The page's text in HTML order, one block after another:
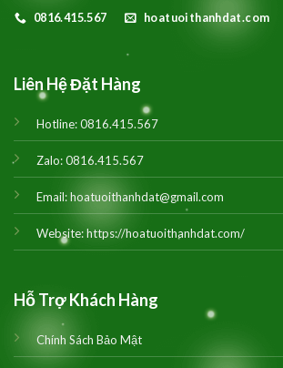
0816.415.567 hoatuoithanhdat.com
Liên Hệ Đặt Hàng
Hotline:0816.415.567
Zalo:0816.415.567
Email:hoatuoithanhdat@gmail.com
Website:https://hoatuoithanhdat.com/
Hỗ Trợ Khách Hàng
Chính Sách Bảo Mật